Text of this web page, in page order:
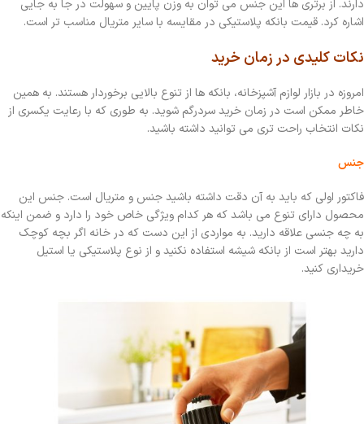
دارند. از برتری ها این جنس می توان به وزن پایین و سهولت در جا به جایی
اشاره کرد. قیمت بانکه پلاستیکی در مقایسه با سایر متریال مناسب تر است.
نکات کلیدی در زمان خرید
امروزه در بازار لوازم آشپزخانه، بانکه ها از تنوع بالایی برخوردار هستند. به همین
خاطر ممکن است در زمان خرید سردرگم شوید. به طوری که با رعایت یکسری از
نکات انتخاب راحت تری می توانید داشته باشید.
جنس
فاکتور اولی که باید به آن دقت داشته باشید جنس و متریال است. جنس این
محصول دارای تنوع می باشد که هر کدام ویژگی خاص خود را دارد و ضمن اینکه
به چه جنسی علاقه دارید. به مواردی از این دست که در خانه اگر بچه کوچک
دارید بهتر است از بانکه شیشه استفاده نکنید و از نوع پلاستیکی یا استیل
خریداری کنید.